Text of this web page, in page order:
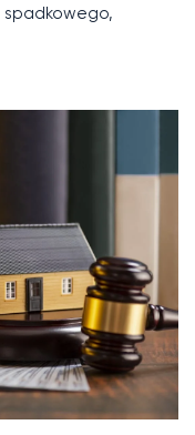
spadkowego,